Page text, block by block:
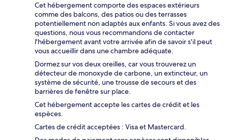
Cet hébergement comporte des espaces extérieurs
comme des balcons, des patios ou des terrasses
potentiellement non adaptés aux enfants. Si vous avez des
questions, nous vous recommandons de contacter
l'hébergement avant votre arrivée afin de savoir s'il peut
vous accueillir dans une chambre adéquate.
Dormez sur vos deux oreilles, car vous trouverez un
détecteur de monoxyde de carbone, un extincteur, un
système de sécurité, une trousse de secours et des
barrières de fenêtre sur place.
Cet hébergement accepte les cartes de crédit et les
espèces.
Cartes de crédit acceptées : Visa et Mastercard.